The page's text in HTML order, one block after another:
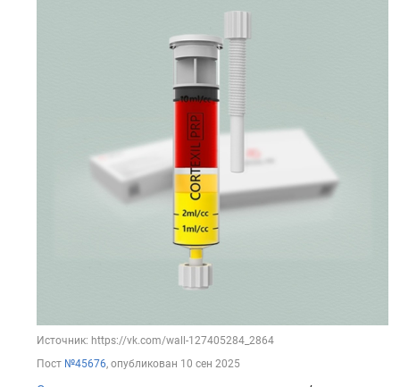
Источник: https://vk.com/wall-127405284_2864
Пост №45676, опубликован 10 сен 2025